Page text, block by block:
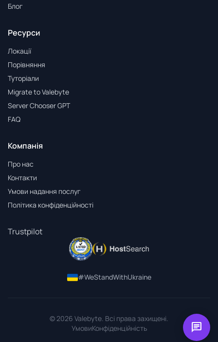
Блог
Ресурси
Локації
Порівняння
Туторіали
Migrate to Valebyte
Server Chooser GPT
FAQ
Компанія
Про нас
Контакти
Умови надання послуг
Політика конфіденційності
Trustpilot
#WeStandWithUkraine
© 2026 Valebyte. Всі права захищені.
УмовиКонфіденційність chat